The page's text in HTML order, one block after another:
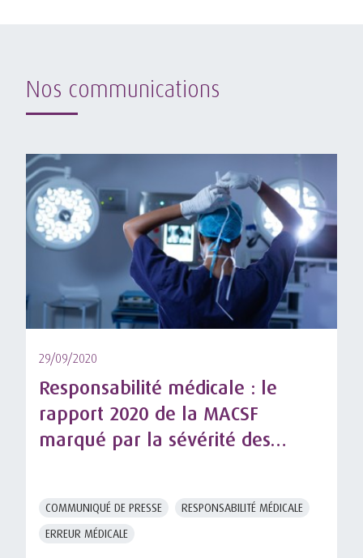
Nos communications
29/09/2020
Responsabilité médicale : le
rapport 2020 de la MACSF
marqué par la sévérité des
COMMUNIQUÉ DE PRESSE
RESPONSABILITÉ MÉDICALE
ERREUR MÉDICALE